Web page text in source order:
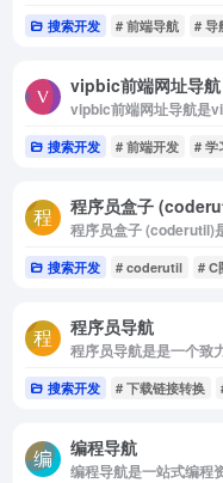
搜索开发 # 前端导航 # 导
vipbic前端网址导航
vipbic前端网址导航是
搜索开发 # 前端开发 # 学
程序员盒子
程序员盒子 (coderutil)
搜索开发 # coderutil # C
程序员导航
程序员导航是是一个致
搜索开发 # 下载链接转换
编程导航
编程导航是一站式编程